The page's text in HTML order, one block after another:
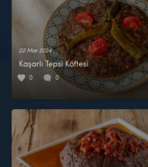
02 Mar 2024
Kaşarlı Tepsi Köftesi
0 0